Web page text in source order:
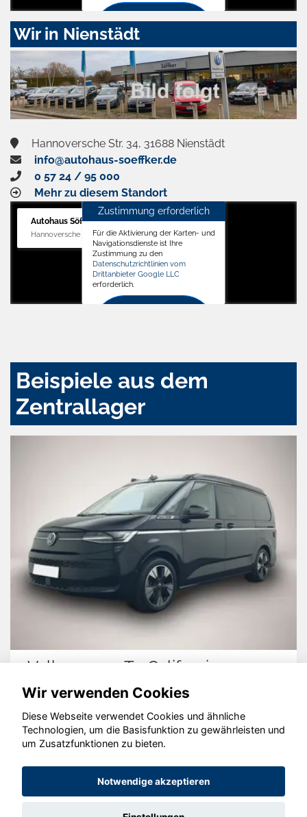
Zustimmen
aktivieren
Wir in Nienstädt
Hannoversche Str. 34, 31688 Nienstädt
info@autohaus-soeffker.de
0 57 24 / 95 000
Mehr zu diesem Standort
Autohaus Söffker GmbH
Hannoversche Str. 34, 31688 Nienstädt
Zustimmung erforderlich
Für die Aktivierung der Karten- und
Navigationsdienste ist Ihre
Zustimmung zu den
Datenschutzrichtlinien vom
Drittanbieter Google LLC
erforderlich.
Beispiele aus dem
Zentrallager
Volkswagen T7 California
© konjunkturmotor.de GmbH 2020 - 2026
Wir verwenden Cookies
Diese Webseite verwendet Cookies und ähnliche
Technologien, um die Basisfunktion zu gewährleisten und
um Zusatzfunktionen zu bieten.
Notwendige akzeptieren